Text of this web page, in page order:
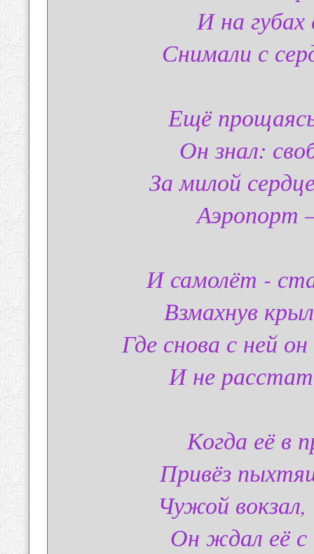
И на губах
Снимали с
Ещё
Он знал:
За милой
Аэропорт
И самолёт -
Взмахнув
Где снова с ней
И не
Когда её в
Привёз
Чужой
Он ждал её с